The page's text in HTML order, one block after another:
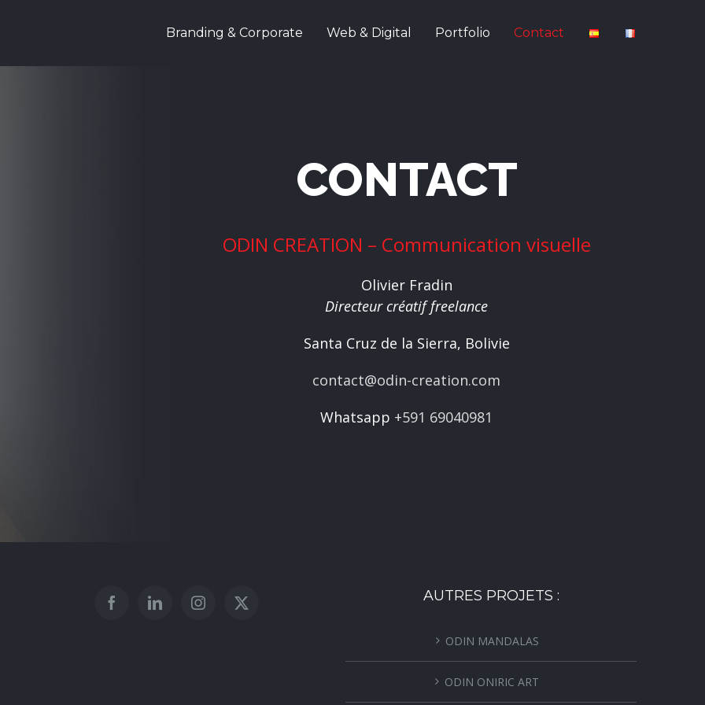
Branding & Corporate Web & Digital Portfolio Contact
CONTACT
ODIN CREATION – Communication visuelle
Olivier Fradin
Directeur créatif freelance
Santa Cruz de la Sierra, Bolivie
contact@odin-creation.com
Whatsapp +591 69040981
AUTRES PROJETS :
ODIN MANDALAS
ODIN ONIRIC ART